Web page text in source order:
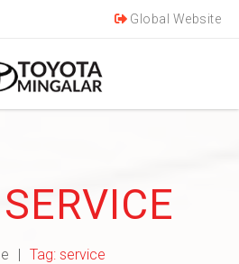
Global Website
SERVICE
Tag: service